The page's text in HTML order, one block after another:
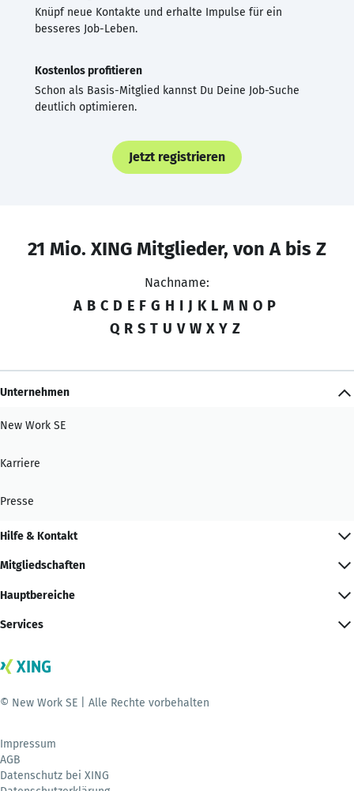
Knüpf neue Kontakte und erhalte Impulse für ein
besseres Job-Leben.
Kostenlos profitieren
Schon als Basis-Mitglied kannst Du Deine Job-Suche
deutlich optimieren.
Jetzt registrieren
21 Mio. XING Mitglieder, von A bis Z
Nachname:
A B C D E F G H I J K L M N O P
Q R S T U V W X Y Z
Unternehmen
New Work SE
Karriere
Presse
Hilfe & Kontakt
Mitgliedschaften
Hauptbereiche
Services
© New Work SE | Alle Rechte vorbehalten
Impressum
AGB
Datenschutz bei XING